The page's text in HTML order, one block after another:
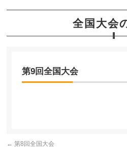
全国大会
第9回全国大会
← 第8回全国大会